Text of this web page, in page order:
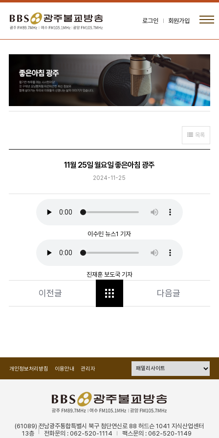
로그인 회원가입
목록
11월 25일 월요일 좋은아침 광주
2024-11-25
이수민 뉴스1 기자
진재훈 보도국 기자
이전글 다음글
개인정보처리방침 이용안내 관리자
(61089) 전남광주통합특별시 북구 첨단연신로 88 허드슨 1041 지식산업센터
13층
전화문의 : 062-520-1114 팩스문의 : 062-520-1149